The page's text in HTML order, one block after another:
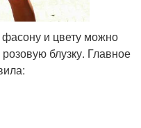
и цвету можно
блузку. Главное